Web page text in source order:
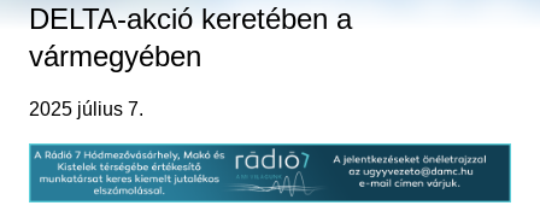
DELTA-akció keretében a
vármegyében
2025 július 7.